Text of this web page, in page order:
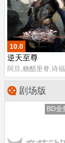
10.0
逆天至尊
阿旦,糖醋里脊,诗福,
 剧场版
BD全